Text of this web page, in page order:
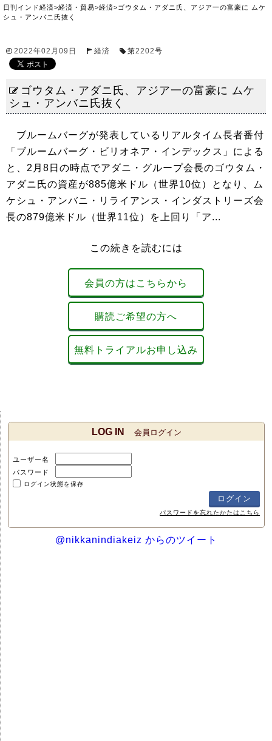
日刊インド経済>経済・貿易>経済>ゴウタム・アダニ氏、アジア一の富豪に ムケ
シュ・アンバニ氏抜く
2022年02月09日 経済 第2202号
ゴウタム・アダニ氏、アジア一の富豪に ムケ
シュ・アンバニ氏抜く
ブルームバーグが発表しているリアルタイム長者番付
「ブルームバーグ・ビリオネア・インデックス」による
と、2月8日の時点でアダニ・グループ会長のゴウタム・
アダニ氏の資産が885億米ドル（世界10位）となり、ム
ケシュ・アンバニ・リライアンス・インダストリーズ会
長の879億米ドル（世界11位）を上回り「ア...
この続きを読むには
会員の方はこちらから
購読ご希望の方へ
無料トライアルお申し込み
LOG IN 会員ログイン
ユーザー名
パスワード
ログイン状態を保存
パスワードを忘れたかたはこちら
@nikkanindiakeiz からのツイート